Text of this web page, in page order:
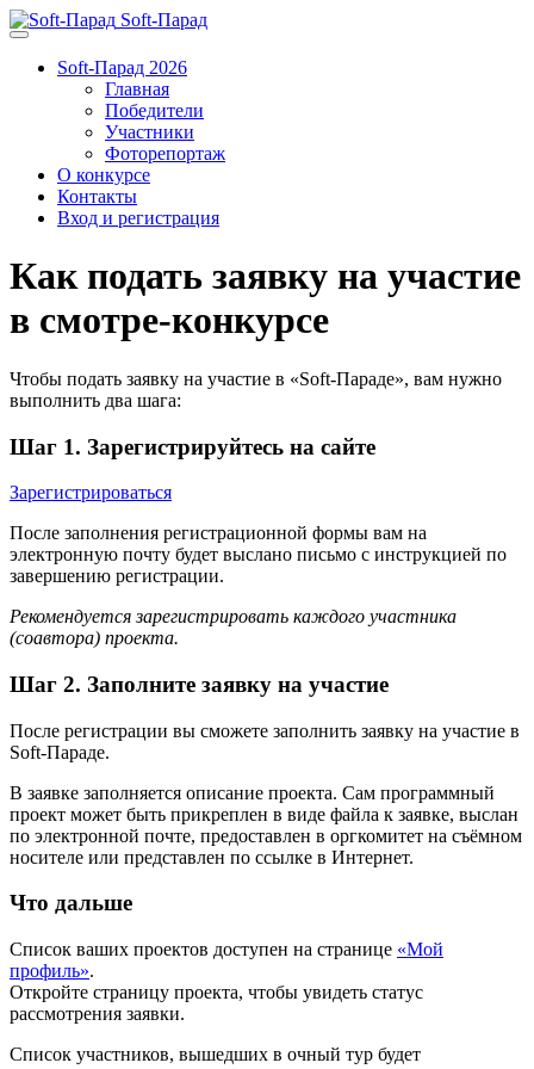
Soft-Парад
Soft-Парад 2026
Главная
Победители
Участники
Фоторепортаж
О конкурсе
Контакты
Вход и регистрация
Как подать заявку на участие
в смотре-конкурсе
Чтобы подать заявку на участие в «Soft-Параде», вам нужно
выполнить два шага:
Шаг 1. Зарегистрируйтесь на сайте
Зарегистрироваться
После заполнения регистрационной формы вам на
электронную почту будет выслано письмо с инструкцией по
завершению регистрации.
Рекомендуется зарегистрировать каждого участника
(соавтора) проекта.
Шаг 2. Заполните заявку на участие
После регистрации вы сможете заполнить заявку на участие в
Soft-Параде.
В заявке заполняется описание проекта. Сам программный
проект может быть прикреплен в виде файла к заявке, выслан
по электронной почте, предоставлен в оргкомитет на съёмном
носителе или представлен по ссылке в Интернет.
Что дальше
Список ваших проектов доступен на странице «Мой
профиль».
Откройте страницу проекта, чтобы увидеть статус
рассмотрения заявки.
Список участников, вышедших в очный тур будет